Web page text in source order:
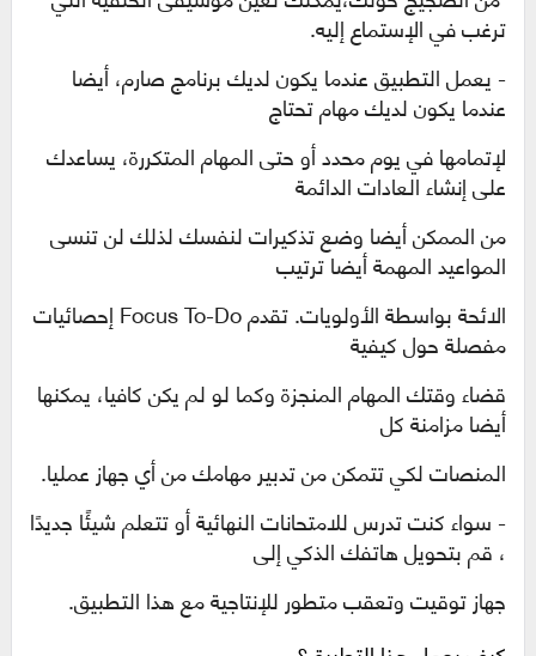
ترغب في الإستماع إليه.
- يعمل التطبيق عندما يكون لديك برنامج صارم، أيضا
عندما يكون لديك مهام تحتاج
لإتمامها في يوم محدد أو حتى المهام المتكررة، يساعدك
على إنشاء العادات الدائمة
من الممكن أيضا وضع تذكيرات لنفسك لذلك لن تنسى
المواعيد المهمة أيضا ترتيب
الائحة بواسطة الأولويات. تقدمFocus To-Doإحصائيات
مفصلة حول كيفية
قضاء وقتكالمهام المنجزة وكما لو لم يكن كافيا، يمكنها
أيضا مزامنة كل
المنصات لكي تتمكن من تدبيرمهامك من أي جهاز عمليا.
- سواء كنت تدرس للامتحانات النهائية أو تتعلم شيئًا جديدًا
، قم بتحويل هاتفك الذكي إلى
جهاز توقيت وتعقب متطور للإنتاجية مع هذا التطبيق.